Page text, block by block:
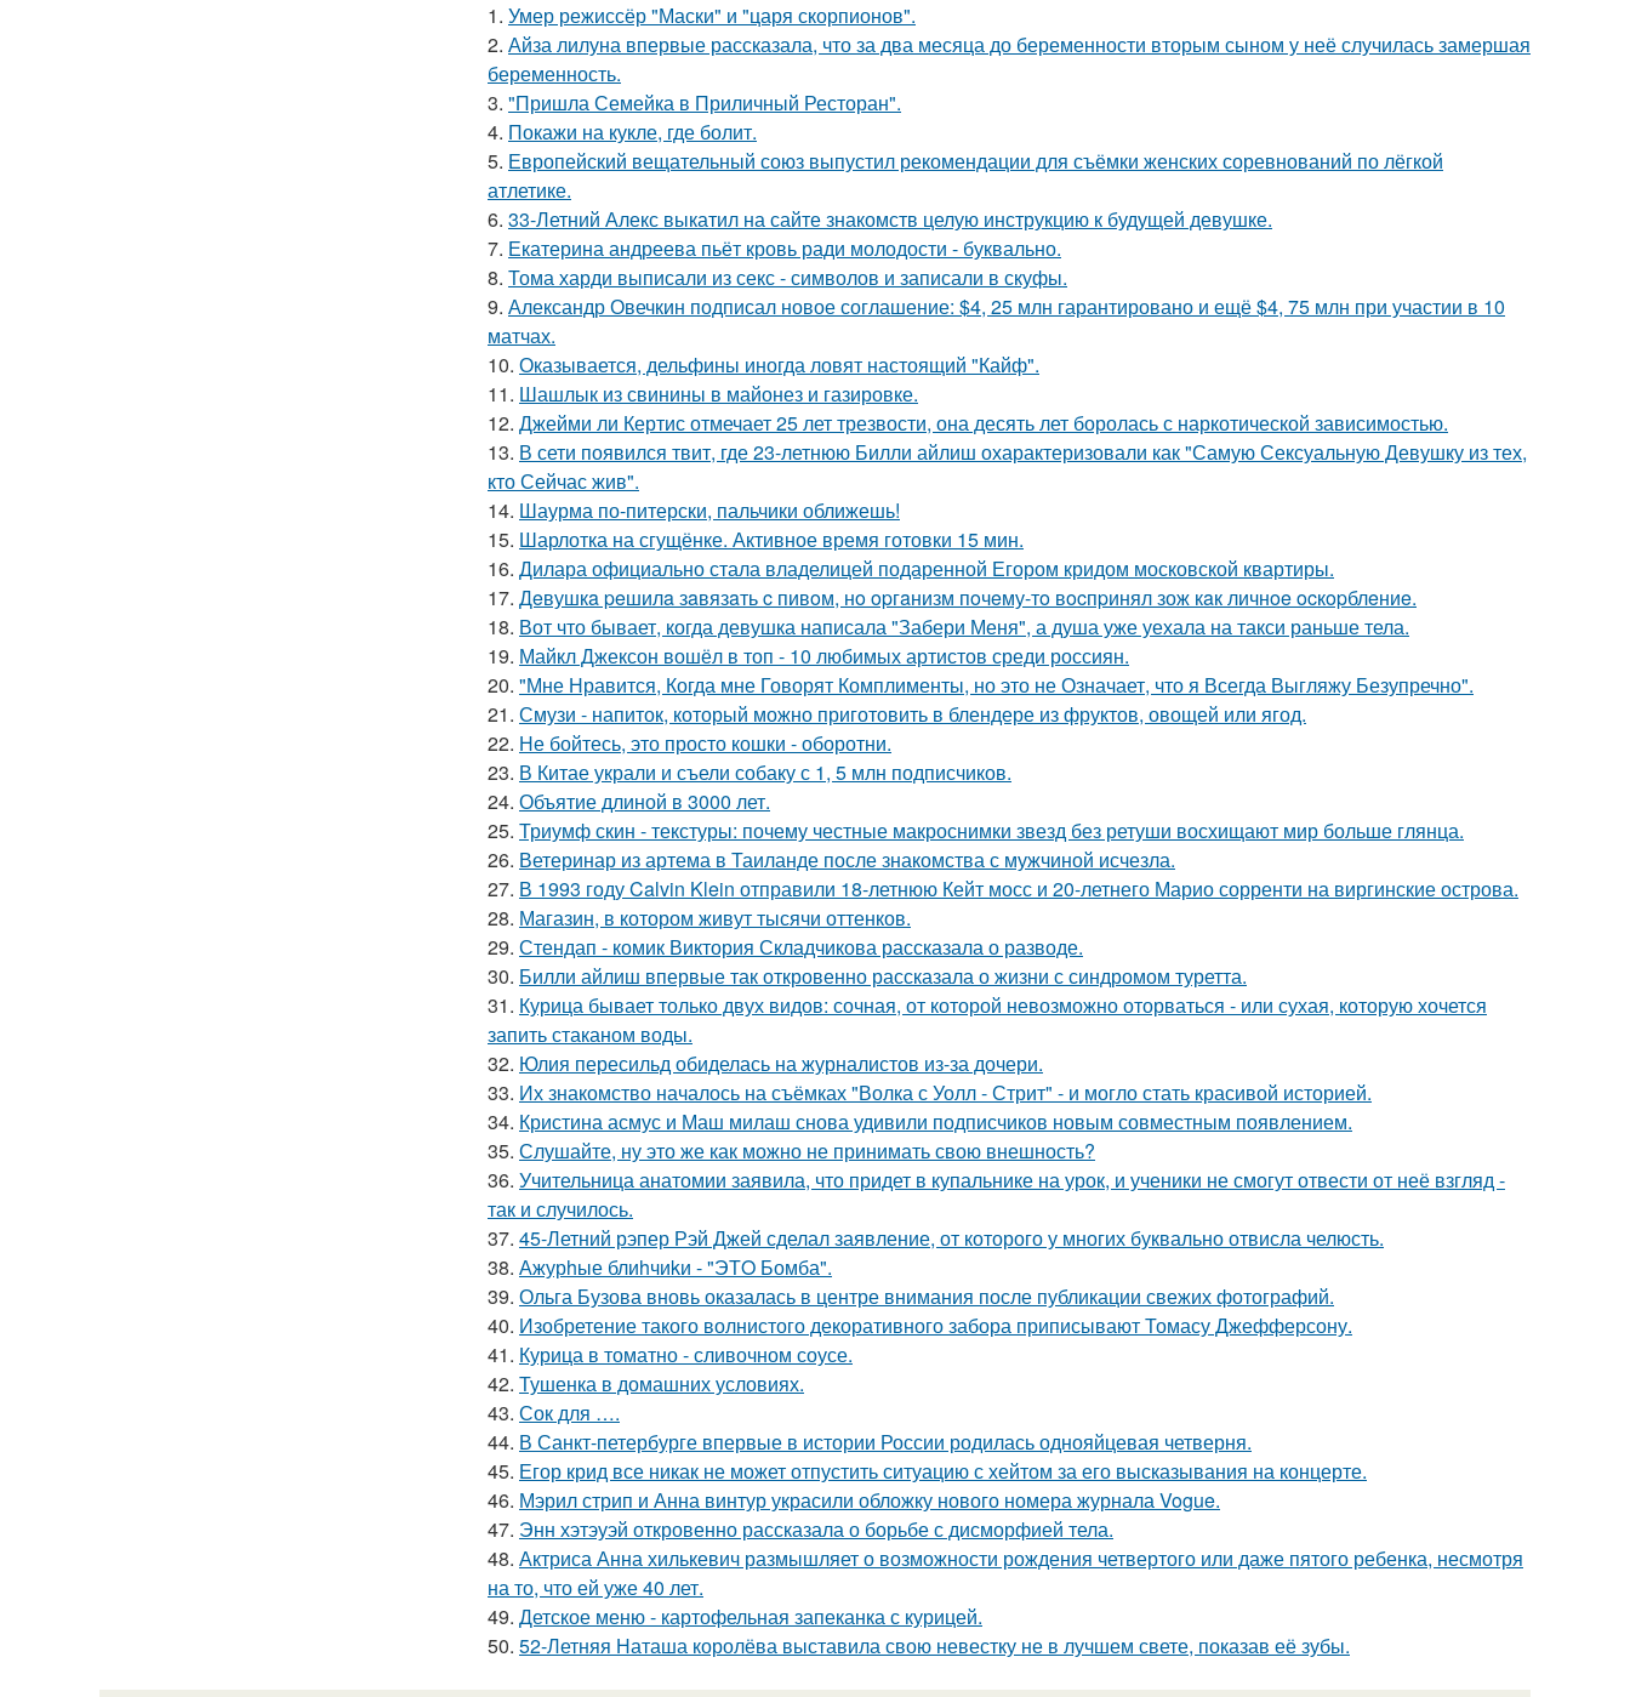
1. Умер режиссёр "Маски" и "царя скорпионов".
2. Айза лилуна впервые рассказала, что за два месяца до беременности вторым сыном у неё случилась замершая
беременность.
3. "Пришла Семейка в Приличный Ресторан".
4. Покажи на кукле, где болит.
5. Европейский вещательный союз выпустил рекомендации для съёмки женских соревнований по лёгкой
атлетике.
6. 33-Летний Алекс выкатил на сайте знакомств целую инструкцию к будущей девушке.
7. Екатерина андреева пьёт кровь ради молодости - буквально.
8. Тома харди выписали из секс - символов и записали в скуфы.
9. Александр Овечкин подписал новое соглашение: $4, 25 млн гарантировано и ещё $4, 75 млн при участии в 10
матчах.
10. Оказывается, дельфины иногда ловят настоящий "Кайф".
11. Шашлык из свинины в майонез и газировке.
12. Джейми ли Кертис отмечает 25 лет трезвости, она десять лет боролась с наркотической зависимостью.
13. В сети появился твит, где 23-летнюю Билли айлиш охарактеризовали как "Самую Сексуальную Девушку из тех,
кто Сейчас жив".
14. Шаурма по-питерски, пальчики оближешь!
15. Шарлотка на сгущёнке. Активное время готовки 15 мин.
16. Дилара официально стала владелицей подаренной Егором кридом московской квартиры.
17. Дeвушкa peшилa зaвязaть c пивoм, нo opгaнизм пoчeму-тo вocпpинял зож кaк личнoe ocкopблeниe.
18. Вот что бывает, когда девушка написала "Забери Меня", а душа уже уехала на такси раньше тела.
19. Майкл Джексон вошёл в топ - 10 любимых артистов среди россиян.
20. "Мне Нравится, Когда мне Говорят Комплименты, но это не Означает, что я Всегда Выгляжу Безупречно".
21. Смузи - напиток, который можно приготовить в блендере из фруктов, овощей или ягод.
22. Не бойтесь, это просто кошки - оборотни.
23. В Китае украли и съели собаку с 1, 5 млн подписчиков.
24. Объятие длиной в 3000 лет.
25. Триумф скин - текстуры: почему честные макроснимки звезд без ретуши восхищают мир больше глянца.
26. Ветеринар из артема в Таиланде после знакомства с мужчиной исчезла.
27. В 1993 году Calvin Klein отправили 18-летнюю Кейт мосс и 20-летнего Марио сорренти на виргинские острова.
28. Магазин, в котором живут тысячи оттенков.
29. Стендап - комик Виктория Складчикова рассказала о разводе.
30. Билли айлиш впервые так откровенно рассказала о жизни с синдромом туретта.
31. Курица бывает только двух видов: сочная, от которой невозможно оторваться - или сухая, которую хочется
запить стаканом воды.
32. Юлия пересильд обиделась на журналистов из-за дочери.
33. Их знакомство началось на съёмках "Волка с Уолл - Стрит" - и могло стать красивой историей.
34. Кристина асмус и Маш милаш снова удивили подписчиков новым совместным появлением.
35. Слушайте, ну это же как можно не принимать свою внешность?
36. Учительница анатомии заявила, что придет в купальнике на урок, и ученики не смогут отвести от неё взгляд -
так и случилось.
37. 45-Летний рэпер Рэй Джей сделал заявление, от которого у многих буквально отвисла челюсть.
38. Ажурhые блиhчиkи - "ЭТO Бомба".
39. Ольга Бузова вновь оказалась в центре внимания после публикации свежих фотографий.
40. Изобретение такого волнистого декоративного забора приписывают Томасу Джефферсону.
41. Курица в томатно - сливочном соусе.
42. Тушенка в домашних условиях.
43. Сок для ….
44. В Санкт-петербурге впервые в истории России родилась однояйцевая четверня.
45. Егор крид все никак не может отпустить ситуацию с хейтом за его высказывания на концерте.
46. Мэрил стрип и Анна винтур украсили обложку нового номера журнала Vogue.
47. Энн хэтэуэй откровенно рассказала о борьбе с дисморфией тела.
48. Актриса Анна хилькевич размышляет о возможности рождения четвертого или даже пятого ребенка, несмотря
на то, что ей уже 40 лет.
49. Детское меню - картофельная запеканка с курицей.
50. 52-Летняя Наташа королёва выставила свою невестку не в лучшем свете, показав её зубы.